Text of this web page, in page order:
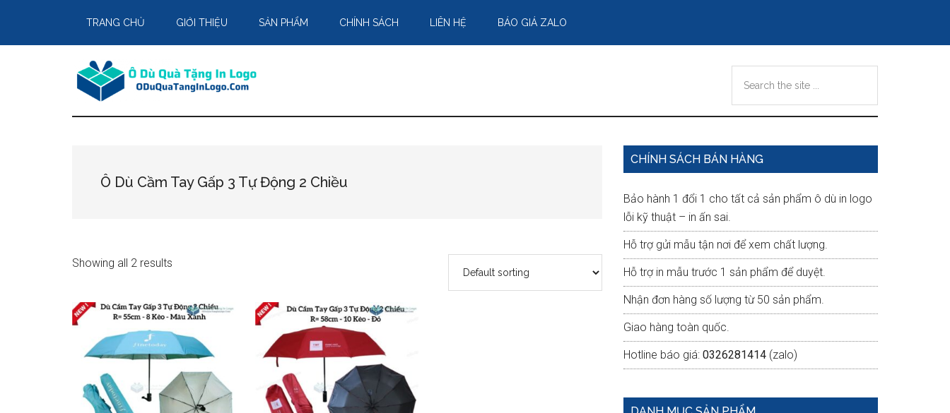
main
primary
footer
TRANG CHỦ GIỚI THIỆU SẢN PHẨM CHÍNH SÁCH LIÊN HỆ BÁO GIÁ ZALO
the
Ô Dù Cầm Tay Gấp 3 Tự Động 2 Chiều
Showing all 2 results
Primary
CHÍNH SÁCH BÁN HÀNG
Bảo hành 1 đổi 1 cho tất cả sản phẩm ô dù in logo
lỗi kỹ thuật – in ấn sai.
Hỗ trợ gửi mẫu tận nơi để xem chất lượng.
Hỗ trợ in mẫu trước 1 sản phẩm để duyệt.
Nhận đơn hàng số lượng từ 50 sản phẩm.
Giao hàng toàn quốc.
Hotline báo giá: 0326281414 (zalo)